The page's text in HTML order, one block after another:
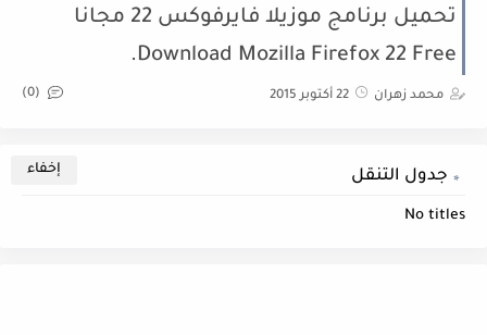
تحميل برنامج موزيلا فايرفوكس 22 مجانا
Download Mozilla Firefox 22 Free.
محمد زهران 22 أكتوبر 2015 (0)
جدول التنقل
No titles